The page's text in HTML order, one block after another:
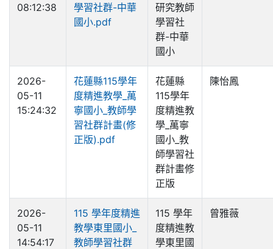
08:12:38
學習社群-中華
國小.pdf
研究教師
學習社
群-中華
國小
2026-
05-11
15:24:32
花蓮縣115學年
度精進教學_萬
寧國小_教師學
習社群計畫(修
正版).pdf
花蓮縣
115學年
度精進教
學_萬寧
國小_教
師學習社
群計畫修
正版
陳怡鳳
2026-
05-11
14:54:17
115 學年度精進
教學東里國小_
教師學習社群
115 學年
度精進教
學東里國
曾雅薇